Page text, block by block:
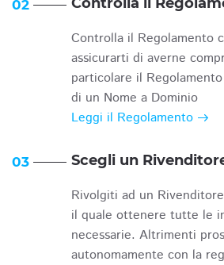
02
Controlla il Regolamento
assicurarti di averne
particolare il
di un Nome a Dominio
Leggi il Regolamento
03 Scegli un
Rivolgiti ad un
il quale ottenere tutte le
necessarie. Altrimenti
autonomamente con la